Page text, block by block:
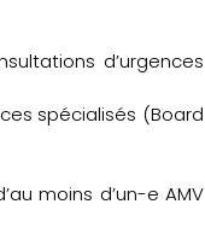
d’urgences
spécialisés (Board
moins d’un-e AMV